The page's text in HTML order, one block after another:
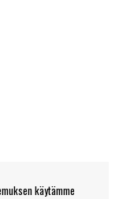
käytämme